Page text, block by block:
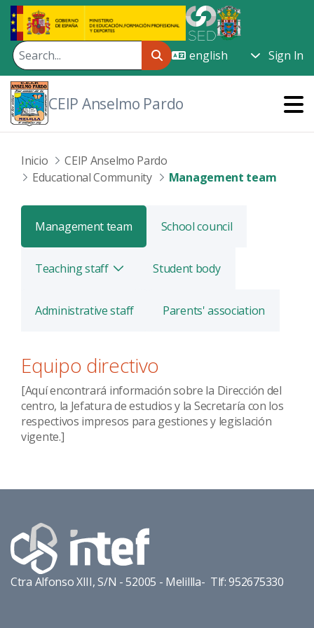
Skip to Main Content
Sign In
CEIP Anselmo Pardo
Inicio
CEIP Anselmo Pardo
Educational Community
Management team
Management team School council
Teaching staff ToggleStudent body
Administrative staff Parents' association
Equipo directivo
[Aquí encontrará información sobre la Dirección del
centro, la Jefatura de estudios y la Secretaría con los
respectivos impresos para gestiones y legislación
vigente.]
Ctra Alfonso XIII, S/N - 52005 - Melillla- Tlf: 952675330